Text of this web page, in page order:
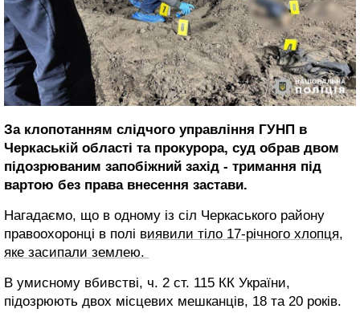
За клопотанням слідчого управління ГУНП в
Черкаській області та прокурора, суд обрав двом
підозрюваним запобіжний захід - тримання під
вартою без права внесення застави.
Нагадаємо, що в одному із сіл Черкаського району
правоохоронці в полі виявили тіло 17-річного хлопця,
яке засипали землею.
В умисному вбивстві, ч. 2 ст. 115 КК України,
підозрюють двох місцевих мешканців, 18 та 20 років.